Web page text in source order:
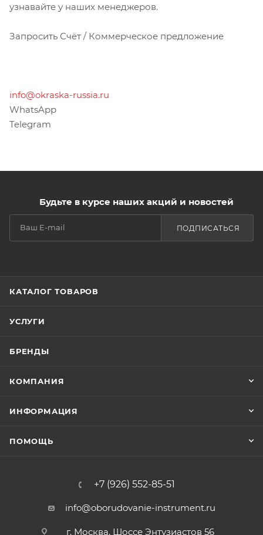
узнавайте у наших менеджеров.
Запросить Счёт / Коммерческое предложение
info@okraska-russia.ru
WhatsApp
Telegram
Будьте в курсе наших акций и новостей
ПОДПИСАТЬСЯ
КАТАЛОГ ТОВАРОВ
УСЛУГИ
БРЕНДЫ
КОМПАНИЯ
ИНФОРМАЦИЯ
ПОМОЩЬ
+7 (926) 552-85-51
info@oborudovanie-instrument.ru
г. Москва, Шоссе Энтузиастов 56